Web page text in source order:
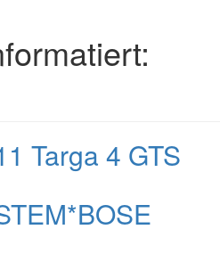
Targa 4 GTS